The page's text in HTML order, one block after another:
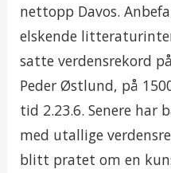
nettopp Davos.
elskende
satte verdensrekord
Peder Østlund, på
tid 2.23.6. Senere har
med utallige
blitt pratet om en